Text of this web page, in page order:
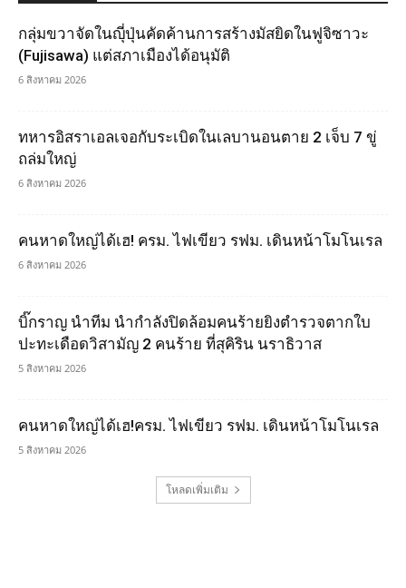
กลุ่มขวาจัดในญุี่ปุ่นคัดค้านการสร้างมัสยิดในฟูจิซาวะ
(Fujisawa) แต่สภาเมืองได้อนุมัติ
6 สิงหาคม 2026
ทหารอิสราเอลเจอกับระเบิดในเลบานอนตาย 2 เจ็บ 7 ขู่
ถล่มใหญ่
6 สิงหาคม 2026
คนหาดใหญ่ได้เฮ! ครม. ไฟเขียว รฟม. เดินหน้าโมโนเรล
6 สิงหาคม 2026
บิ๊กราญ นำทีม นำกำลังปิดล้อมคนร้ายยิงตำรวจตากใบ
ปะทะเดือดวิสามัญ 2 คนร้าย ที่สุคิริน นราธิวาส
5 สิงหาคม 2026
คนหาดใหญ่ได้เฮ!ครม. ไฟเขียว รฟม. เดินหน้าโมโนเรล
5 สิงหาคม 2026
โหลดเพิ่มเติม